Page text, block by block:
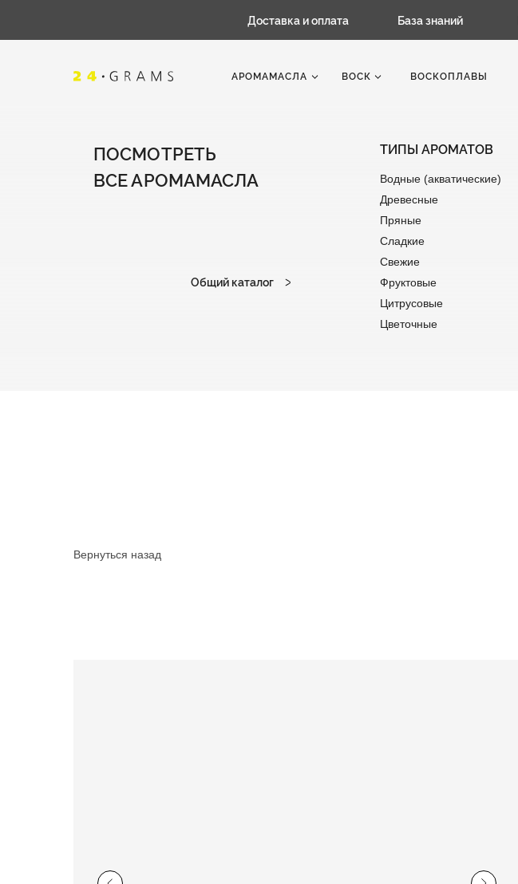
Доставка и оплата База знаний
АРОМАМАСЛА ВОСК ВОСКОПЛАВЫ
ТИПЫ АРОМАТОВ
Водные (акватические)
Древесные
Пряные
Свежие
Сладкие
Фруктовые
Цитрусовые
Цветочные
ПОСМОТРЕТЬ
ВСЕ АРОМАМАСЛА
Общий каталог
Вернуться назад